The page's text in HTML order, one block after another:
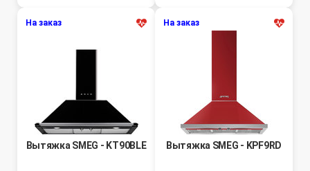
На заказ
Вытяжка SMEG - KT90BLE
На заказ
Вытяжка SMEG - KPF9RD